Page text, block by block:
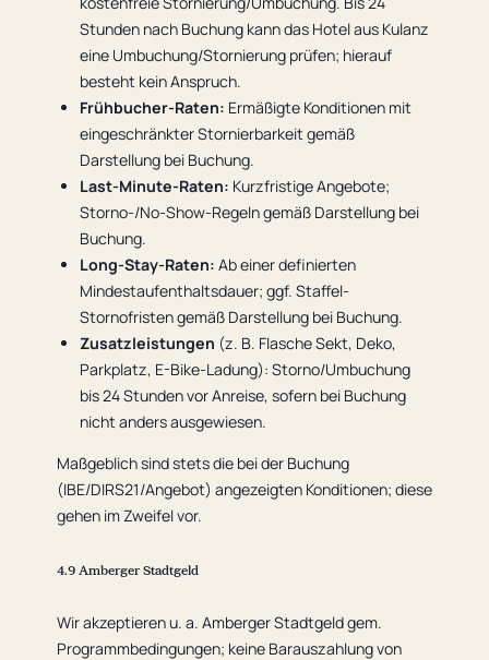
Stunden nach Buchung kann das Hotel aus Kulanz
eine Umbuchung/Stornierung prüfen; hierauf
besteht kein Anspruch.
Frühbucher-Raten: Ermäßigte Konditionen mit
eingeschränkter Stornierbarkeit gemäß
Darstellung bei Buchung.
Last-Minute-Raten: Kurzfristige Angebote;
Storno-/No-Show-Regeln gemäß Darstellung bei
Buchung.
Long-Stay-Raten: Ab einer definierten
Mindestaufenthaltsdauer; ggf. Staffel-
Stornofristen gemäß Darstellung bei Buchung.
Zusatzleistungen (z. B. Flasche Sekt, Deko,
Parkplatz, E-Bike-Ladung): Storno/Umbuchung
bis 24 Stunden vor Anreise, sofern bei Buchung
nicht anders ausgewiesen.
Maßgeblich sind stets die bei der Buchung
(IBE/DIRS21/Angebot) angezeigten Konditionen; diese
gehen im Zweifel vor.
4.9 Amberger Stadtgeld
Wir akzeptieren u. a. Amberger Stadtgeld gem.
Programmbedingungen; keine Barauszahlung von